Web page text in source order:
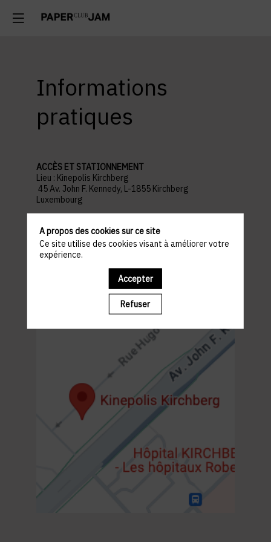
Informations
pratiques
ACCÈS ET STATIONNEMENT
Lieu : Kinepolis Kirchberg
45 Av. John F. Kennedy, L-1855 Kirchberg
Luxembourg
PROGRAMME
20h30- 22h30 : NETWORKING WALKING COCKTAIL
A propos des cookies sur ce site
Ce site utilise des cookies visant à améliorer votre
expérience.
Accepter
Refuser